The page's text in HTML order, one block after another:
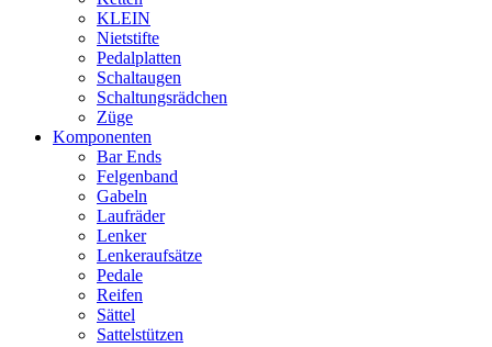
KLEIN
Nietstifte
Pedalplatten
Schaltaugen
Schaltungsrädchen
Züge
Komponenten
Bar Ends
Felgenband
Gabeln
Laufräder
Lenker
Lenkeraufsätze
Pedale
Reifen
Sättel
Sattelstützen